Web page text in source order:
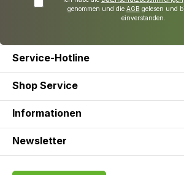
genommen und die AGB gelesen und
einverstanden.
Service-Hotline
Shop Service
Informationen
Newsletter